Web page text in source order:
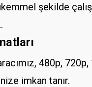
şekilde
480p,
imkan tanır.